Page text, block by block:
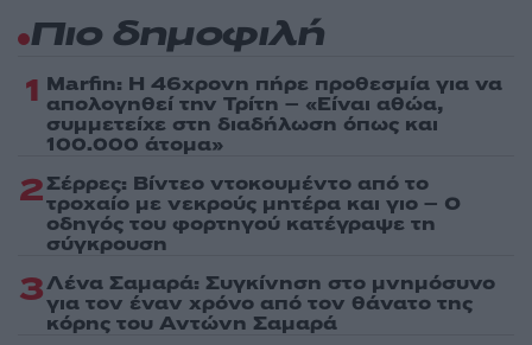
Πιο δημοφιλή
1 Marfin: Η 46χρονη πήρε προθεσμία για να
απολογηθεί την Τρίτη – «Είναι αθώα,
συμμετείχε στη διαδήλωση όπως και
100.000 άτομα»
2Σέρρες: Βίντεο ντοκουμέντο από το
τροχαίο με νεκρούς μητέρα και γιο – Ο
οδηγός του φορτηγού κατέγραψε τη
σύγκρουση
3Λένα Σαμαρά: Συγκίνηση στο μνημόσυνο
για τον έναν χρόνο από τον θάνατο της
κόρης του Αντώνη Σαμαρά